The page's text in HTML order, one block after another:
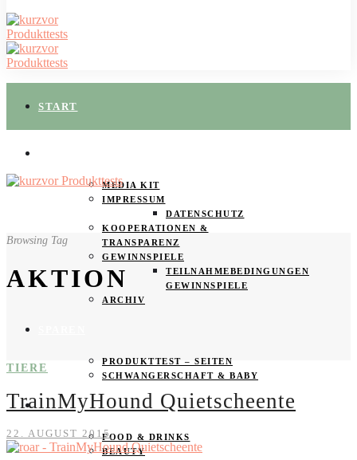
START
MEDIA KIT
IMPRESSUM
DATENSCHUTZ
KOOPERATIONEN &
TRANSPARENZ
GEWINNSPIELE
TEILNAHMEBEDINGUNGEN
GEWINNSPIELE
ARCHIV
PRODUKTTEST – SEITEN
SCHWANGERSCHAFT & BABY
PRODUKTTESTER GESUCHT
FOOD & DRINKS
BEAUTY
Browsing Tag
AKTION
TIERE
TrainMyHound Quietscheente
22. AUGUST 2015